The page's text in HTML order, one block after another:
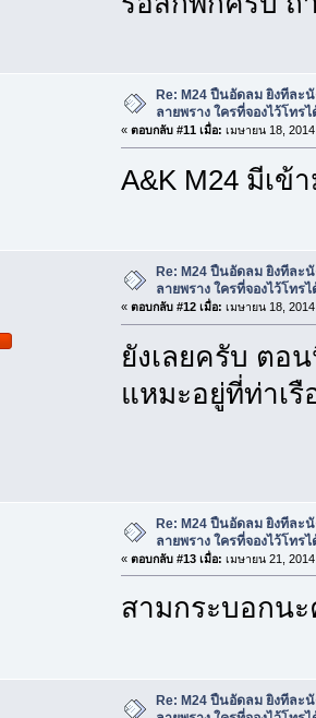
Re: M24 ปืนอัดลม ยิงทีละ
ลายพราง ใครที่จองไว้โทร
« ตอบกลับ #11 เมื่อ: เมษายน 18,
A&K M24 มีเข้
Re: M24 ปืนอัดลม ยิงทีละ
ลายพราง ใครที่จองไว้โทร
« ตอบกลับ #12 เมื่อ: เมษายน 18,
ยังเลยครับ ตอ
แหมะอยู่ที่ท่าเ
Re: M24 ปืนอัดลม ยิงทีละ
ลายพราง ใครที่จองไว้โทร
« ตอบกลับ #13 เมื่อ: เมษายน 21,
สามกระบอกน
Re: M24 ปืนอัดลม ยิงทีละ